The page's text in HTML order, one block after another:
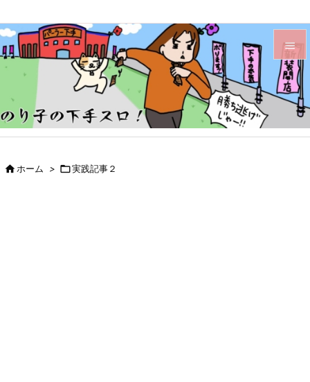


メニュ

サイド
ホーム > 実践記事２